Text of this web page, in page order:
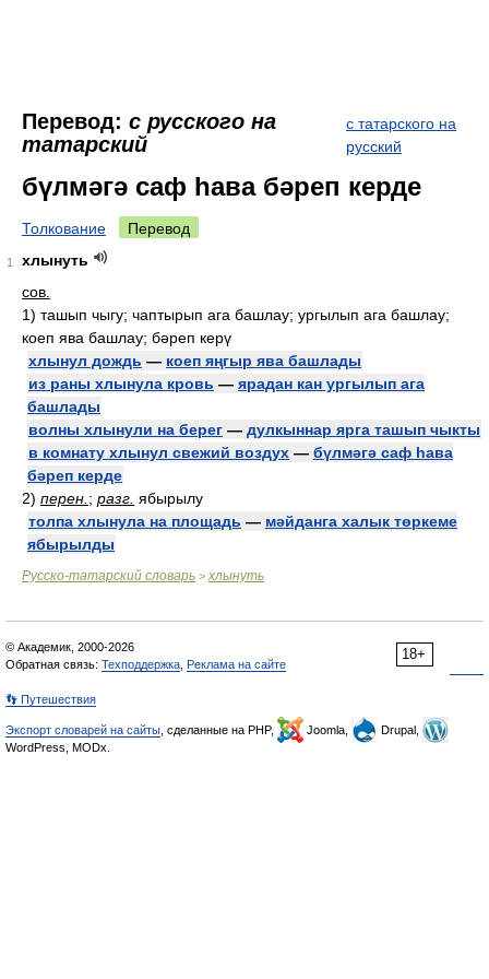
Перевод: с русского на
татарский
с татарского на
русский
бүлмәгә саф һава бәреп керде
Толкование Перевод
1
хлынуть
сов.
1) ташып чыгу; чаптырып ага башлау; ургылып ага башлау;
коеп ява башлау; бәреп керү
хлынул дождь — коеп яңгыр ява башлады
из раны хлынула кровь — ярадан кан ургылып ага
башлады
волны хлынули на берег — дулкыннар ярга ташып чыкты
в комнату хлынул свежий воздух — бүлмәгә саф һава
бәреп керде
2) перен. ; разг. ябырылу
толпа хлынула на площадь — мәйданга халык төркеме
ябырылды
Русско-татарский словарь > хлынуть
18+
© Академик, 2000-2026
Обратная связь: Техподдержка Реклама на сайте
👣 Путешествия
Экспорт словарей на сайты , сделанные на PHP, Joomla,
Drupal,
WordPress, MODx.